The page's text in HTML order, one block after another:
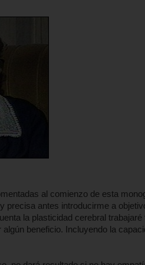
al comienzo de esta
precisa antes introducirme a
la plasticidad cerebral
algún beneficio. Incluyendo la